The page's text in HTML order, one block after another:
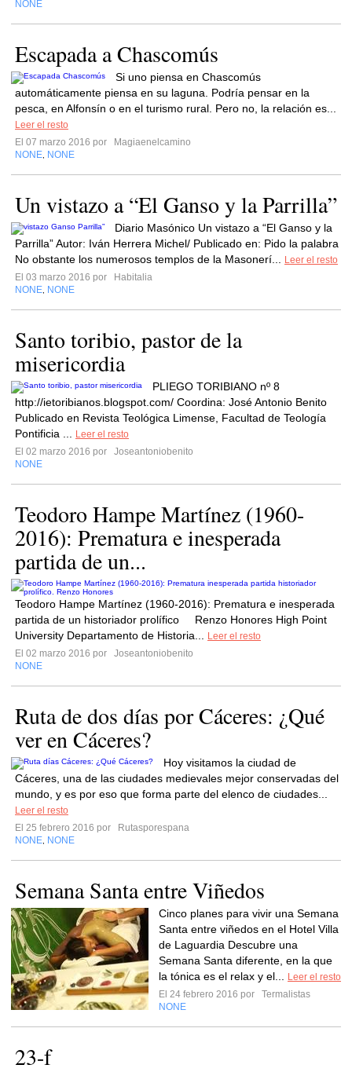
NONE
Escapada a Chascomús
Si uno piensa en Chascomús
automáticamente piensa en su laguna. Podría pensar en la
pesca, en Alfonsín o en el turismo rural. Pero no, la relación es...
Leer el resto
El 07 marzo 2016 por
Magiaenelcamino
NONE NONE
Un vistazo a “El Ganso y la Parrilla”
Diario Masónico Un vistazo a “El Ganso y la
Parrilla” Autor: Iván Herrera Michel/ Publicado en: Pido la palabra
No obstante los numerosos templos de la Masonerí...
Leer el resto
El 03 marzo 2016 por
Habitalia
NONE NONE
Santo toribio, pastor de la
misericordia
PLIEGO TORIBIANO nº 8
http://ietoribianos.blogspot.com/ Coordina: José Antonio Benito
Publicado en Revista Teológica Limense, Facultad de Teología
Pontificia ...
Leer el resto
El 02 marzo 2016 por
Joseantoniobenito
NONE
Teodoro Hampe Martínez (1960-
2016): Prematura e inesperada
partida de un...
Teodoro Hampe Martínez (1960-2016): Prematura e inesperada
partida de un historiador prolífico Renzo Honores High Point
University Departamento de Historia...
Leer el resto
El 02 marzo 2016 por
Joseantoniobenito
NONE
Ruta de dos días por Cáceres: ¿Qué
ver en Cáceres?
Hoy visitamos la ciudad de
Cáceres, una de las ciudades medievales mejor conservadas del
mundo, y es por eso que forma parte del elenco de ciudades...
Leer el resto
El 25 febrero 2016 por
Rutasporespana
NONE NONE
Semana Santa entre Viñedos
Cinco planes para vivir una Semana
Santa entre viñedos en el Hotel Villa
de Laguardia Descubre una
Semana Santa diferente, en la que
la tónica es el relax y el...
Leer el resto
El 24 febrero 2016 por
Termalistas
NONE
23-f